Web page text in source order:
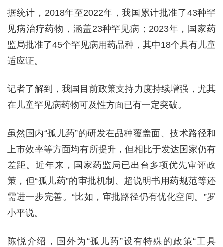
据统计，2018年至2022年，我国累计批准了43种罕
见病治疗药物，涵盖23种罕见病；2023年，国家药
监局批准了45个罕见病用药品种，其中18个具有儿童
适应证。
记者了解到，我国目前政策支持力度持续增强，尤其
在儿童罕见病药物可及性方面已有一定突破。
虽然国内“孤儿药”的研发在品种覆盖面、技术路径和
上市效率等方面均有所提升，但相比于发达国家仍有
差距。近年来，国家药监局已出台多项优先审评政
策，但“孤儿药”的审批机制、超说明书用药规范等还
需进一步完善。“比如，审批路径仍有优化空间。”罗
小平说。
陈悦介绍，国外为“孤儿药”设有特殊的政策“工具